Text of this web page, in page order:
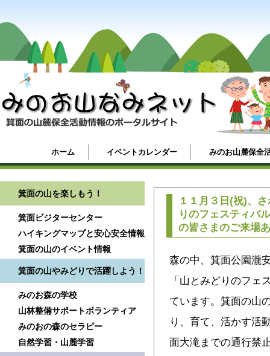
ホーム イベントカレンダー みのお山麓保全
箕面の山を楽しもう！
箕面ビジターセンター
ハイキングマップと安心安全情報
箕面の山のイベント情報
箕面の山やみどりで活躍しよう！
みのお森の学校
山林整備サポートボランティア
みのおの森のセラピー
自然学習・山麓学習
１１月３日(祝)、
りのフェスティバ
の皆さまのご来場
森の中、箕面公園瀧
「山とみどりのフェ
ています。箕面の山
り、育て、活かす活
面大滝までの通行禁